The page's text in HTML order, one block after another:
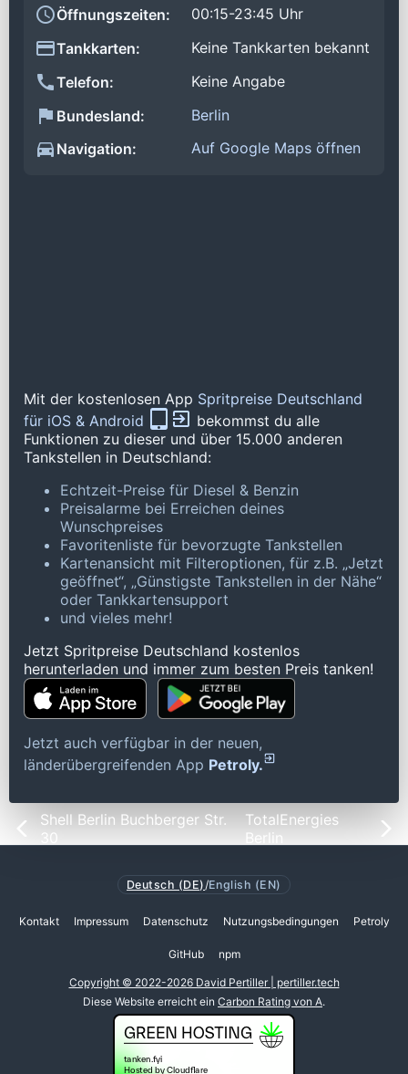
Öffnungszeiten:
00:15-23:45 Uhr
Tankkarten:
Keine Tankkarten bekannt
Telefon:
Keine Angabe
Bundesland:
Berlin
Navigation:
Auf Google Maps öffnen
Mit der kostenlosen App Spritpreise Deutschland
für iOS & Android
bekommst du alle
Funktionen zu dieser und über 15.000 anderen
Tankstellen in Deutschland:
Echtzeit-Preise für Diesel & Benzin
Preisalarme bei Erreichen deines
Wunschpreises
Favoritenliste für bevorzugte Tankstellen
Kartenansicht mit Filteroptionen, für z.B. „Jetzt
geöffnet“, „Günstigste Tankstellen in der Nähe“
oder Tankkartensupport
und vieles mehr!
Jetzt Spritpreise Deutschland kostenlos
herunterladen und immer zum besten Preis tanken!
Jetzt auch verfügbar in der neuen,
länderübergreifenden App Petroly.
Shell Berlin Buchberger Str.
30
TotalEnergies
Berlin
Deutsch (DE) /English (EN)
Kontakt Impressum Datenschutz Nutzungsbedingungen Petroly
GitHub npm
Copyright © 2022-2026 David Pertiller | pertiller.tech
Diese Website erreicht ein Carbon Rating von A.